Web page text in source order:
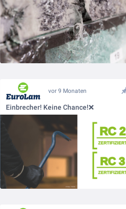
vor 9 Monaten
Einbrecher! Keine Chance!❌